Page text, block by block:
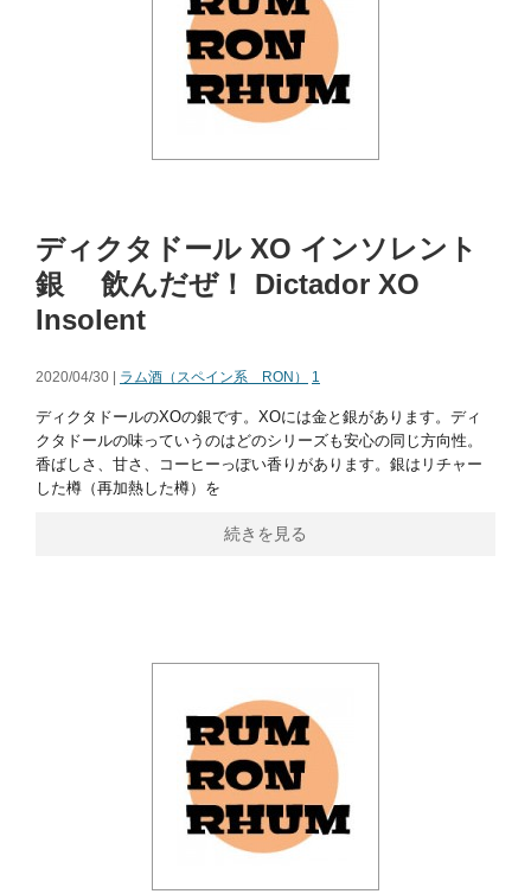
ディクタドール XO インソレント
銀 飲んだぜ！ Dictador XO
Insolent
2020/04/30 | ラム酒（スペイン系 RON） 1
ディクタドールのXOの銀です。XOには金と銀があります。ディ
クタドールの味っていうのはどのシリーズも安心の同じ方向性。
香ばしさ、甘さ、コーヒーっぽい香りがあります。銀はリチャー
した樽（再加熱した樽）を
続きを見る